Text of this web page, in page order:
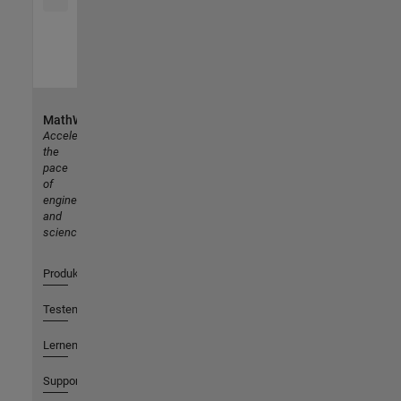
MathWorks
Accelerating
the
pace
of
engineering
and
science
Produkte
Testen oder Kaufen
Lernen
Support